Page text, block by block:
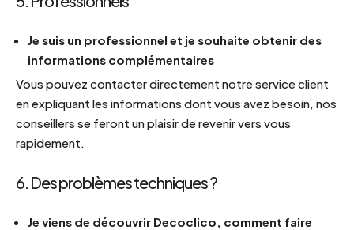
Je suis un professionnel et je souhaite obtenir des
informations complémentaires
Vous pouvez contacter directement notre service client
en expliquant les informations dont vous avez besoin, nos
conseillers se feront un plaisir de revenir vers vous
rapidement.
6. Des problèmes techniques ?
Je viens de découvrir Decoclico, comment faire